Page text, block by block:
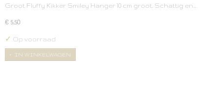
Groot Fluffy Kikker Smiley Hanger 10 cm groot. Schattig en…
€ 5,50
✓ Op voorraad
IN WINKELWAGEN